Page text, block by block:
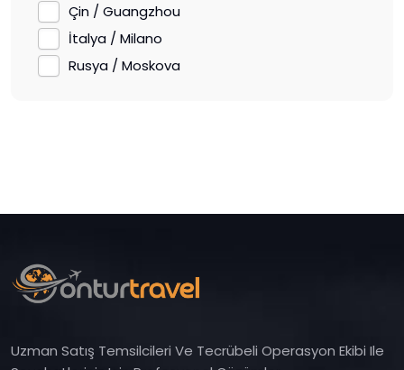
Çin / Guangzhou
İtalya / Milano
Rusya / Moskova
Uzman Satış Temsilcileri Ve Tecrübeli Operasyon Ekibi Ile